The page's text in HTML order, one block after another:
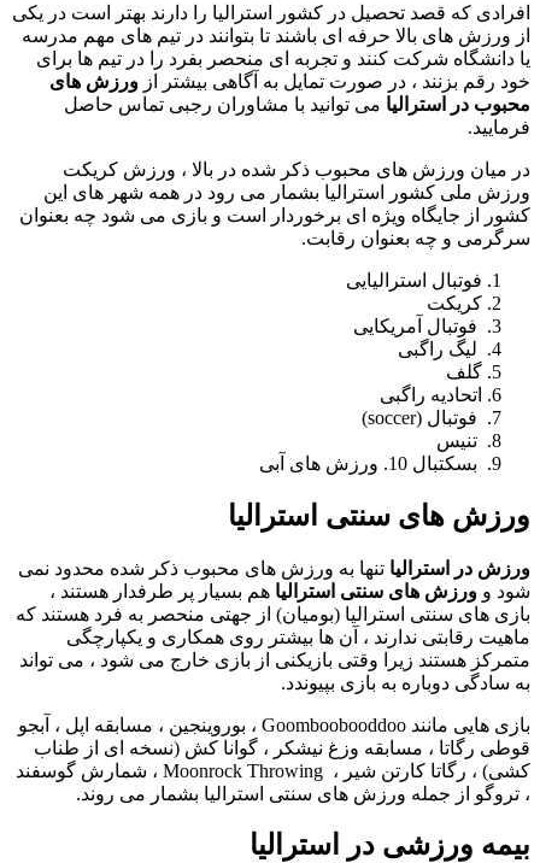
افرادی که قصد تحصیل در کشور استرالیا را دارند بهتر است در یکی
از ورزش های بالا حرفه ای باشند تا بتوانند در تیم های مهم مدرسه
یا دانشگاه شرکت کنند و تجربه ای منحصر بفرد را در تیم ها برای
خود رقم بزنند ، در صورت تمایل به آگاهی بیشتر از ورزش های
محبوب در استرالیا می توانید با مشاوران رجبی تماس حاصل
فرمایید.
در میان ورزش های محبوب ذکر شده در بالا ، ورزش کریکت
ورزش ملی کشور استرالیا بشمار می رود در همه شهر های این
کشور از جایگاه ویژه ای برخوردار است و بازی می شود چه بعنوان
سرگرمی و چه بعنوان رقابت.
فوتبال استرالیایی
کریکت
فوتبال آمریکایی
لیگ راگبی
گلف
اتحادیه راگبی
فوتبال (soccer)
تنیس
بسکتبال 10. ورزش های آبی
ورزش های سنتی استرالیا
ورزش در استرالیا تنها به ورزش های محبوب ذکر شده محدود نمی
شود و ورزش های سنتی استرالیا هم بسیار پر طرفدار هستند ،
بازی های سنتی استرالیا (بومیان) از جهتی منحصر به فرد هستند که
ماهیت رقابتی ندارند ، آن ها بیشتر روی همکاری و یکپارچگی
متمرکز هستند زیرا وقتی بازیکنی از بازی خارج می شود ، می تواند
به سادگی دوباره به بازی بپیوندد.
بازی هایی مانند Goomboobooddoo ، بوروینجین ، مسابقه اپل ، آبجو
قوطی رگاتا ، مسابقه وزغ نیشکر ، گوانا کش (نسخه ای از طناب
کشی) ، رگاتا کارتن شیر ، Moonrock Throwing ، شمارش گوسفند
، تروگو از جمله ورزش های سنتی استرالیا بشمار می روند.
بیمه ورزشی در استرالیا